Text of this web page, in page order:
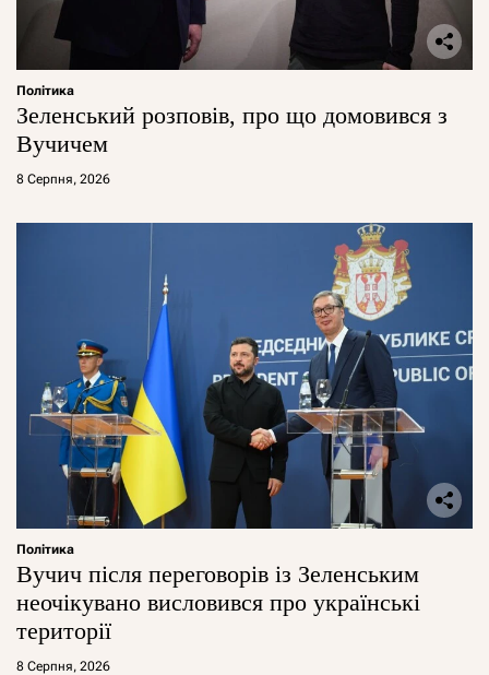
Політика
Зеленський розповів, про що домовився з
Вучичем
8 Серпня, 2026
Політика
Вучич після переговорів із Зеленським
неочікувано висловився про українські
території
8 Серпня, 2026